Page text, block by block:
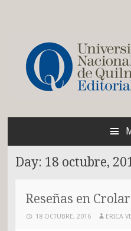
Blog de la
CONTENT
Day: 18 octubre,
Reseñas en Crolar
18 OCTUBRE, 2016 ERICA